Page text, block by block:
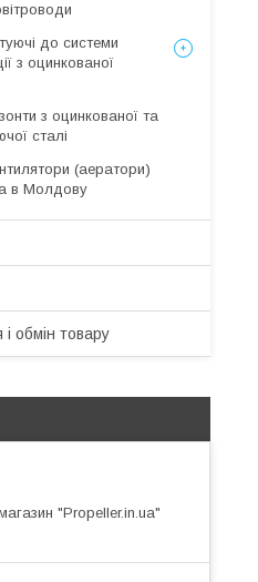
до системи
з оцинкованої
з оцинкованої та
сталі
(аератори)
в Молдову
обмін товару
"Propeller.in.ua"